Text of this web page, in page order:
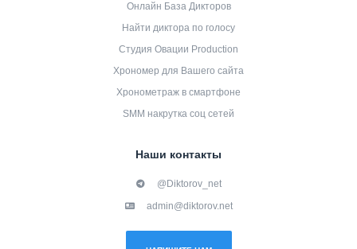
Онлайн База Дикторов
Найти диктора по голосу
Студия Овации Production
Хрономер для Вашего сайта
Хронометраж в смартфоне
SMM накрутка соц сетей
Наши контакты
@Diktorov_net
admin@diktorov.net